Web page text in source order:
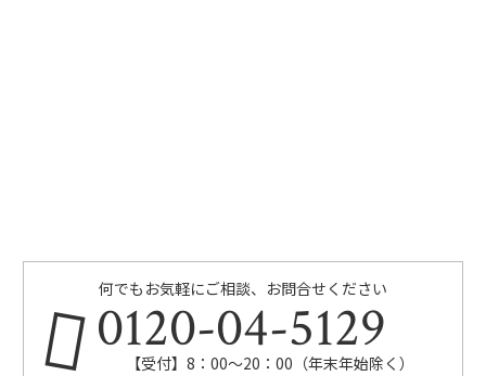
何でもお気軽にご相談、お問合せください
0120-04-5129
【受付】8：00～20：00（年末年始除く）